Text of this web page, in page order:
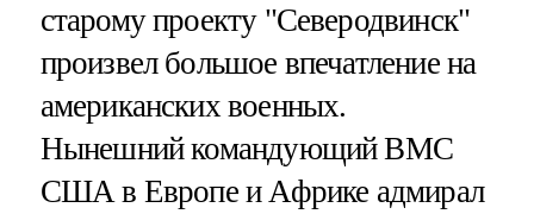
старому проекту "Северодвинск"
произвел большое впечатление на
американских военных.
Нынешний командующий ВМС
США в Европе и Африке адмирал